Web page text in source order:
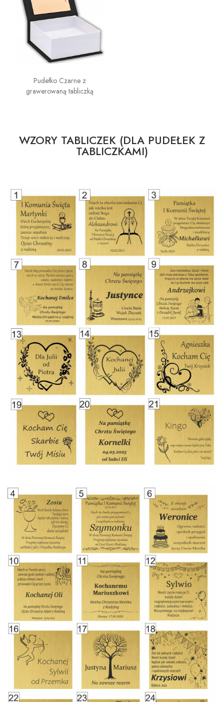
Pudełko Czarne z
grawerowaną tabliczką
WZORY TABLICZEK (DLA PUDEŁEK Z
TABLICZKAMI)